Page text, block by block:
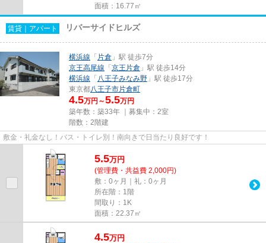
面積：16.77㎡
賃貸｜アパート リバーサイドヒルズ
横浜線 「 片倉 」駅 徒歩7分
京王高尾線 「京王片倉 」駅 徒歩14分
横浜線 「 八王子みなみ野 」駅 徒歩17分
東京都八王子市片倉町
4.5万円～5.5万円
築年数：築33年 ｜募集中： 2室
階数：2階建
敷金・礼金なし！バス・トイレ別！南向きで日当たり良好です！
5.5万円
(管理費・共益費 2,000円)
敷：0ヶ月｜礼：0ヶ月
所在階：1階
間取り：1K
面積：22.37㎡
4.5万円